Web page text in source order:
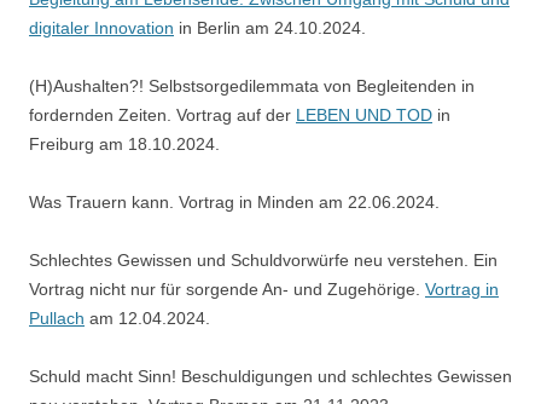
digitaler Innovation in Berlin am 24.10.2024.
(H)Aushalten?! Selbstsorgedilemmata von Begleitenden in
fordernden Zeiten. Vortrag auf der LEBEN UND TOD in
Freiburg am 18.10.2024.
Was Trauern kann. Vortrag in Minden am 22.06.2024.
Schlechtes Gewissen und Schuldvorwürfe neu verstehen. Ein
Vortrag nicht nur für sorgende An- und Zugehörige. Vortrag in
Pullach am 12.04.2024.
Schuld macht Sinn! Beschuldigungen und schlechtes Gewissen